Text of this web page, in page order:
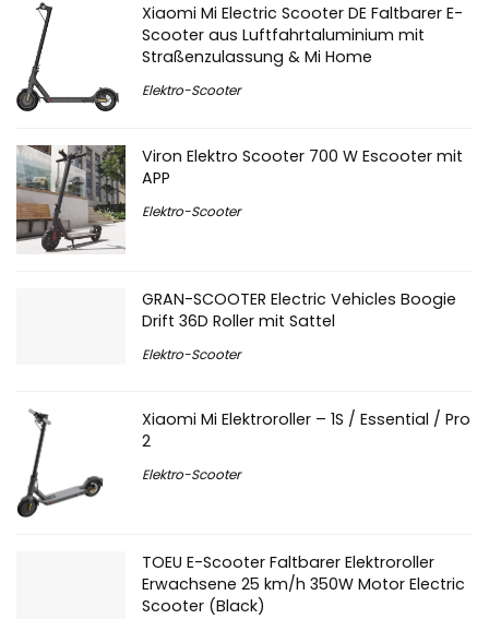
Xiaomi Mi Electric Scooter DE Faltbarer E-
Scooter aus Luftfahrtaluminium mit
Straßenzulassung & Mi Home
Elektro-Scooter
Viron Elektro Scooter 700 W Escooter mit
APP
Elektro-Scooter
GRAN-SCOOTER Electric Vehicles Boogie
Drift 36D Roller mit Sattel
Elektro-Scooter
Xiaomi Mi Elektroroller – 1S / Essential / Pro
TOEU E-Scooter Faltbarer Elektroroller
Erwachsene 25 km/h 350W Motor Electric